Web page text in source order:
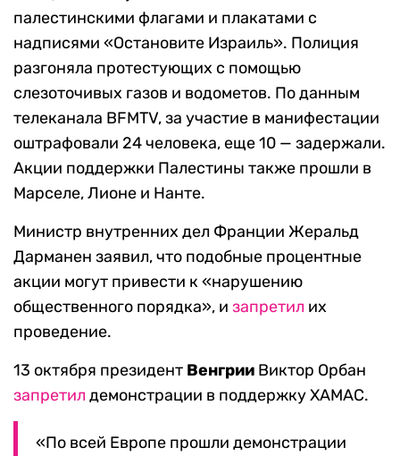
палестинскими флагами и плакатами с
надписями «Остановите Израиль». Полиция
разгоняла протестующих с помощью
слезоточивых газов и водометов. По данным
телеканала BFMTV, за участие в манифестации
оштрафовали 24 человека, еще 10 — задержали.
Акции поддержки Палестины также прошли в
Марселе, Лионе и Нанте.
Министр внутренних дел Франции Жеральд
Дарманен заявил, что подобные процентные
акции могут привести к «нарушению
общественного порядка», и запретил их
проведение.
13 октября президент Венгрии Виктор Орбан
запретил демонстрации в поддержку ХАМАС.
«По всей Европе прошли демонстрации